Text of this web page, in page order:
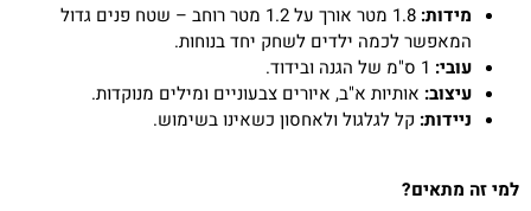
מידות:
1.8 מטר אורך על 1.2 מטר רוחב – שטח פנים גדול
המאפשר לכמה ילדים לשחק יחד בנוחות.
עובי:
עיצוב: אותיות א"ב, איורים צבעוניים ומילים מנוקדות.
ניידות: קל לגלגול ולאחסון כשאינו בשימוש.
למי זה מתאים?